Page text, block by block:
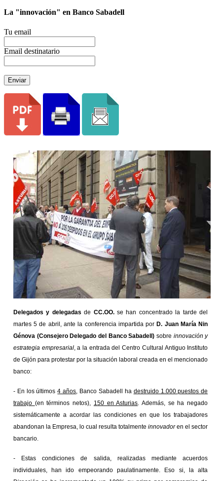
La "innovación" en Banco Sabadell
Tu email
Email destinatario
Enviar
Delegados y delegadas de CC.OO.se han concentrado la tarde del
martes 5 de abril, ante la conferencia impartida porD. Juan María Nin
Génova (Consejero Delegado del Banco Sabadell) sobre innovación y
estrategia empresarial, a la entrada del Centro Cultural Antiguo Instituto
de Gijón para protestar por la situación laboral creada en el mencionado
banco:
- En los últimos4 años , Banco Sabadell ha destruido 1.000 puestos de
trabajo (en términos netos), 150 en Asturias . Además, se ha negado
sistemáticamente a acordar las condiciones en que los trabajadores
abandonan la Empresa, lo cual resulta totalmenteinnovadoren el sector
bancario.
- Estas condiciones de salida, realizadas mediante acuerdos
individuales, han ido empeorando paulatinamente. Eso si, la alta